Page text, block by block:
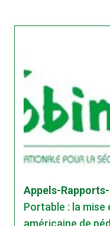
Appels-
Portable : la mise
américaine de